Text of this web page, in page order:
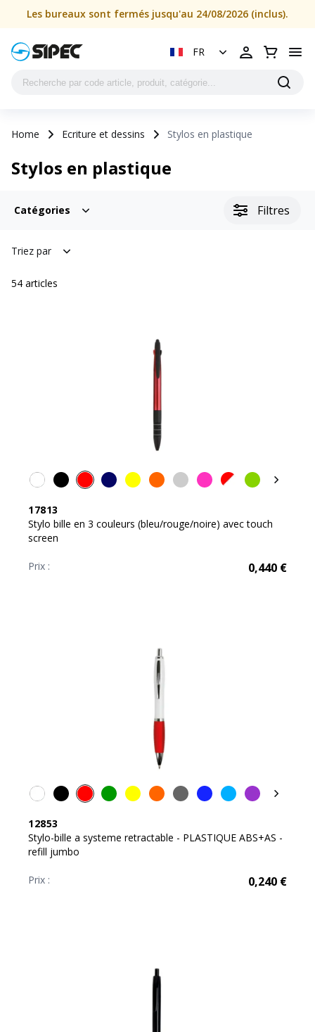
Les bureaux sont fermés jusqu'au 24/08/2026 (inclus).
FR
Home Ecriture et dessins Stylos en plastique
Stylos en plastique
Catégories Filtres
Triez par
54 articles
17813
Stylo bille en 3 couleurs (bleu/rouge/noire) avec touch
screen
Prix : 0,440 €
12853
Stylo-bille a systeme retractable - PLASTIQUE ABS+AS -
refill jumbo
Prix : 0,240 €